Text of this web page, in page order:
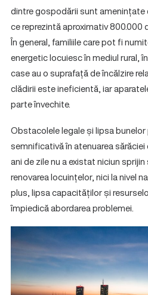
dintre gospodării sunt amenințate
ce reprezintă aproximativ 800.000
În general, familiile care pot fi
energetic locuiesc în mediul rural,
case au o suprafață de încălzire
clădirii este ineficientă, iar
parte învechite.
Obstacolele legale și lipsa
semnificativă în atenuarea
ani de zile nu a existat niciun
renovarea locuințelor, nici la nivel
plus, lipsa capacităților și
împiedică abordarea problemei.